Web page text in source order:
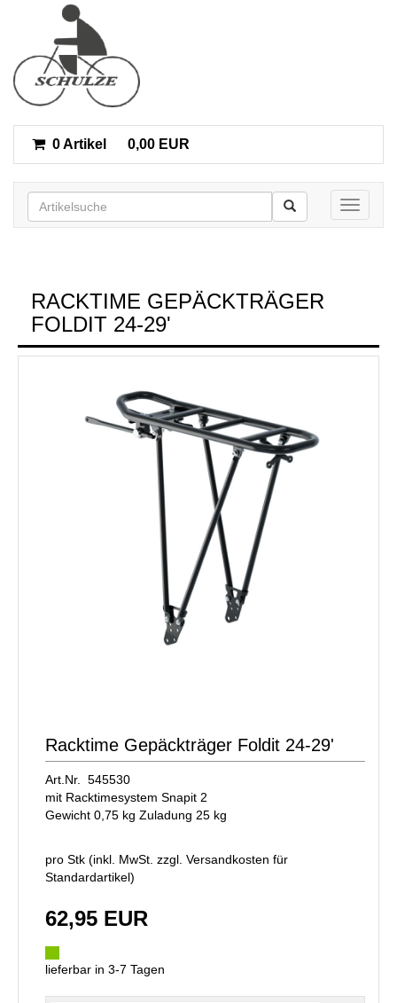
0 Artikel 0,00 EUR
Toggle
RACKTIME GEPÄCKTRÄGER
FOLDIT 24-29'
Racktime Gepäckträger Foldit 24-29'
Art.Nr. 545530
mit Racktimesystem Snapit 2
Gewicht 0,75 kg Zuladung 25 kg
pro Stk (inkl. MwSt. zzgl. Versandkosten für
Standardartikel)
62,95 EUR
lieferbar in 3-7 Tagen